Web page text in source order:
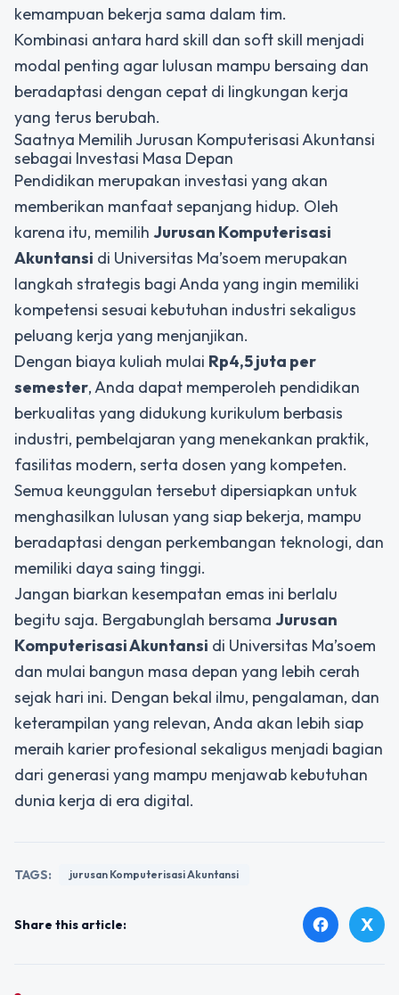
kemampuan bekerja sama dalam tim.
Kombinasi antara hard skill dan soft skill menjadi
modal penting agar lulusan mampu bersaing dan
beradaptasi dengan cepat di lingkungan kerja
yang terus berubah.
Saatnya Memilih Jurusan Komputerisasi Akuntansi
sebagai Investasi Masa Depan
Pendidikan merupakan investasi yang akan
memberikan manfaat sepanjang hidup. Oleh
karena itu, memilih Jurusan Komputerisasi
Akuntansi di Universitas Ma’soem merupakan
langkah strategis bagi Anda yang ingin memiliki
kompetensi sesuai kebutuhan industri sekaligus
peluang kerja yang menjanjikan.
Dengan biaya kuliah mulai Rp4,5 juta per
semester, Anda dapat memperoleh pendidikan
berkualitas yang didukung kurikulum berbasis
industri, pembelajaran yang menekankan praktik,
fasilitas modern, serta dosen yang kompeten.
Semua keunggulan tersebut dipersiapkan untuk
menghasilkan lulusan yang siap bekerja, mampu
beradaptasi dengan perkembangan teknologi, dan
memiliki daya saing tinggi.
Jangan biarkan kesempatan emas ini berlalu
begitu saja. Bergabunglah bersama Jurusan
Komputerisasi Akuntansi di Universitas Ma’soem
dan mulai bangun masa depan yang lebih cerah
sejak hari ini. Dengan bekal ilmu, pengalaman, dan
keterampilan yang relevan, Anda akan lebih siap
meraih karier profesional sekaligus menjadi bagian
dari generasi yang mampu menjawab kebutuhan
dunia kerja di era digital.
TAGS: jurusan Komputerisasi Akuntansi
Share this article: facebook X